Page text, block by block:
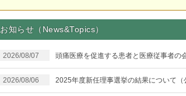
お知らせ（News&Topics）
2026/08/07 頭痛医療を促進する患者と医療従事者の
2026/08/06 2025年度新任理事選挙の結果について（